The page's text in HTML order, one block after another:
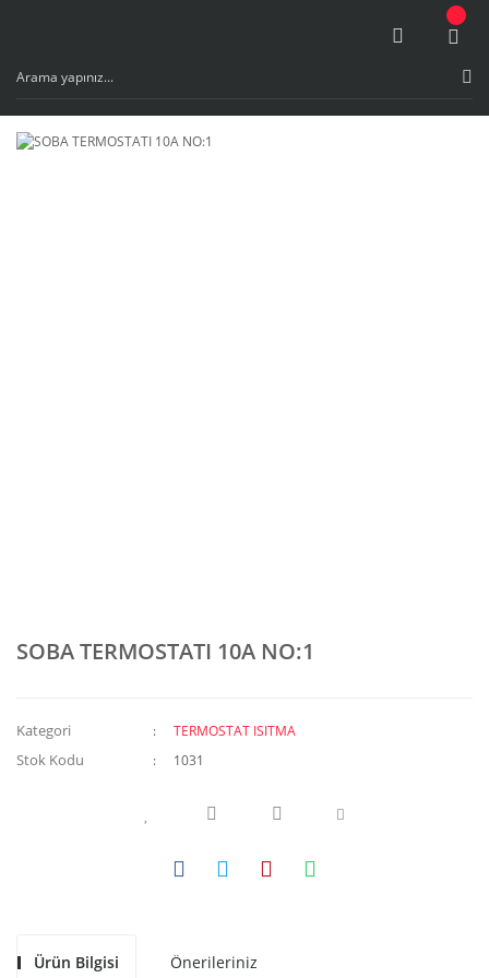
SOBA TERMOSTATI 10A NO:1
Kategori TERMOSTAT ISITMA
Stok Kodu 1031
Ürün Bilgisi Önerileriniz